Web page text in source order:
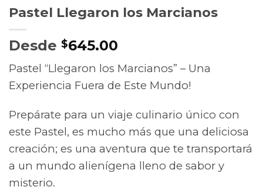
Pastel Llegaron los Marcianos
Desde $645.00
Pastel “Llegaron los Marcianos” – Una
Experiencia Fuera de Este Mundo!
Prepárate para un viaje culinario único con
este Pastel, es mucho más que una deliciosa
creación; es una aventura que te transportará
a un mundo alienígena lleno de sabor y
misterio.